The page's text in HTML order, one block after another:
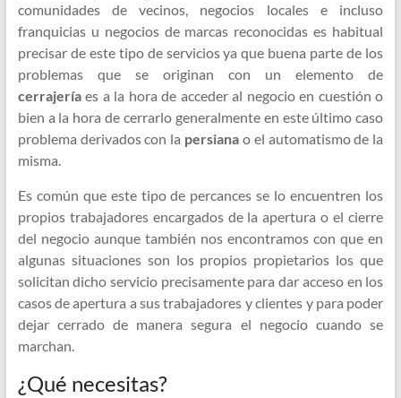
comunidades de vecinos, negocios locales e incluso
franquicias u negocios de marcas reconocidas es habitual
precisar de este tipo de servicios ya que buena parte de los
problemas que se originan con un elemento de
cerrajeríaes a la hora de acceder al negocio en cuestión o
bien a la hora de cerrarlo generalmente en este último caso
problema derivados con la persiana o el automatismo de la
misma.
Es común que este tipo de percances se lo encuentren los
propios trabajadores encargados de la apertura o el cierre
del negocio aunque también nos encontramos con que en
algunas situaciones son los propios propietarios los que
solicitan dicho servicio precisamente para dar acceso en los
casos de apertura a sus trabajadores y clientes y para poder
dejar cerrado de manera segura el negocio cuando se
marchan.
¿Qué necesitas?